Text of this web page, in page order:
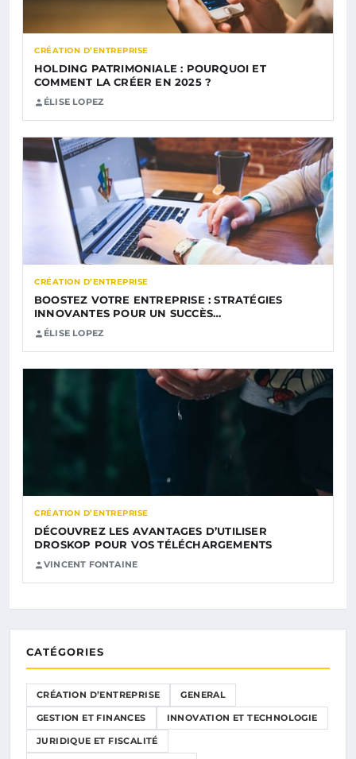
CRÉATION D’ENTREPRISE
HOLDING PATRIMONIALE : POURQUOI ET
COMMENT LA CRÉER EN 2025 ?
ÉLISE LOPEZ
CRÉATION D’ENTREPRISE
BOOSTEZ VOTRE ENTREPRISE : STRATÉGIES
INNOVANTES POUR UN SUCCÈS…
ÉLISE LOPEZ
CRÉATION D’ENTREPRISE
DÉCOUVREZ LES AVANTAGES D’UTILISER
DROSKOP POUR VOS TÉLÉCHARGEMENTS
VINCENT FONTAINE
CATÉGORIES
CRÉATION D’ENTREPRISE GENERAL
GESTION ET FINANCES INNOVATION ET TECHNOLOGIE
JURIDIQUE ET FISCALITÉ